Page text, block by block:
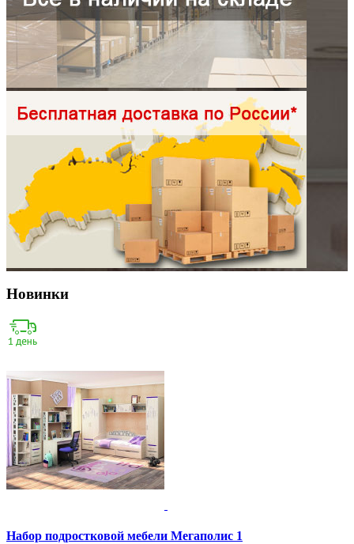
Новинки
Набор подростковой мебели Мегаполис 1